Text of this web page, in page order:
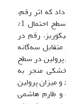
که اثر رقم،
میکوریز و شرایط آبی بر محتوای پرولین در سطح احتمال 1%
رقم در
سه‌گانه
در سطح
(جدول 1). تنش خشکی منجر به
میزان پرولین
طارم هاشمی